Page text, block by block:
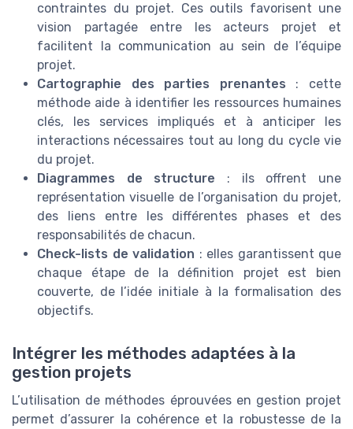
contraintes du projet. Ces outils favorisent une
vision partagée entre les acteurs projet et
facilitent la communication au sein de l’équipe
projet.
Cartographie des parties prenantes : cette
méthode aide à identifier les ressources humaines
clés, les services impliqués et à anticiper les
interactions nécessaires tout au long du cycle vie
du projet.
Diagrammes de structure : ils offrent une
représentation visuelle de l’organisation du projet,
des liens entre les différentes phases et des
responsabilités de chacun.
Check-lists de validation : elles garantissent que
chaque étape de la définition projet est bien
couverte, de l’idée initiale à la formalisation des
objectifs.
Intégrer les méthodes adaptées à la
gestion projets
L’utilisation de méthodes éprouvées en gestion projet
permet d’assurer la cohérence et la robustesse de la